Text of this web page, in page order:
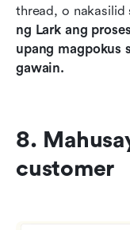
thread, o nakasilid
ng Lark ang
upang magpokus
gawain.
8.
customer